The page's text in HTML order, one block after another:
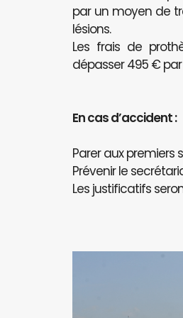
par un moyen de
lésions.
Les frais de
dépasser 495 €
En cas d’accident :
Parer aux premiers
Prévenir le
Les justificatifs